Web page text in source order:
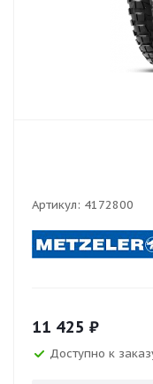
Артикул: 4172800
11 425 ₽
Доступно к